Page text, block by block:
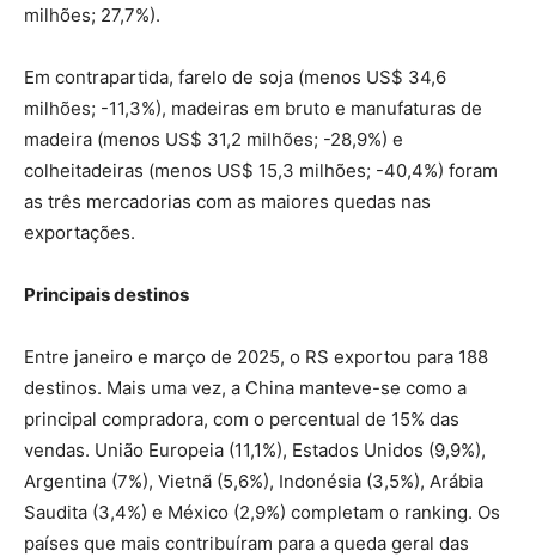
milhões; 27,7%).
Em contrapartida, farelo de soja (menos US$ 34,6
milhões; -11,3%), madeiras em bruto e manufaturas de
madeira (menos US$ 31,2 milhões; -28,9%) e
colheitadeiras (menos US$ 15,3 milhões; -40,4%) foram
as três mercadorias com as maiores quedas nas
exportações.
Principais destinos
Entre janeiro e março de 2025, o RS exportou para 188
destinos. Mais uma vez, a China manteve-se como a
principal compradora, com o percentual de 15% das
vendas. União Europeia (11,1%), Estados Unidos (9,9%),
Argentina (7%), Vietnã (5,6%), Indonésia (3,5%), Arábia
Saudita (3,4%) e México (2,9%) completam o ranking. Os
países que mais contribuíram para a queda geral das